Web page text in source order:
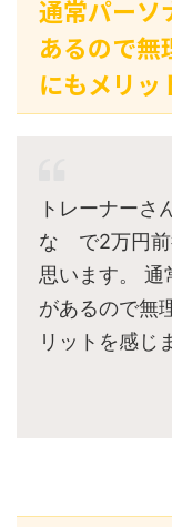
通常パーソ
あるので無
にもメリッ
トレーナーさ
な で2万円前
思います。 通
があるので無
リットを感じ